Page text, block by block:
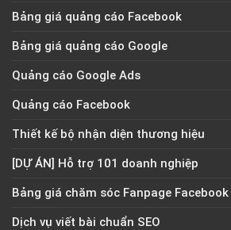
Bảng giá quảng cáo Facebook
Bảng giá quảng cáo Google
Quảng cáo Google Ads
Quảng cáo Facebook
Thiết kế bộ nhận diện thương hiệu
[DỰ ÁN] Hỗ trợ 101 doanh nghiệp
Bảng giá chăm sóc Fanpage
Dịch vụ viết bài chuẩn SEO